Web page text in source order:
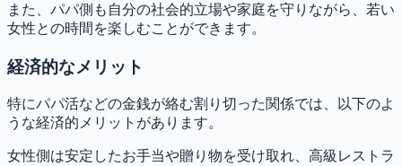
また、パパ側も自分の社会的立場や家庭を守りながら、若い
女性との時間を楽しむことができます。
経済的なメリット
特にパパ活などの金銭が絡む割り切った関係では、以下のよ
うな経済的メリットがあります。
女性側は安定したお手当や贈り物を受け取れ、高級レストラ